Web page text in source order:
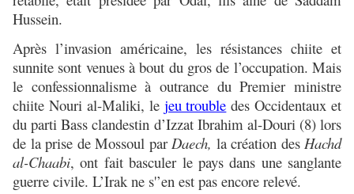
Hussein.
Après l’invasion américaine, les résistances chiite et
sunnite sont venues à bout du gros de l’occupation. Mais
le confessionnalisme à outrance du Premier ministre
chiite Nouri al-Maliki, le jeu trouble des Occidentaux et
du parti Bass clandestin d’Izzat Ibrahim al-Douri (8) lors
de la prise de Mossoul par Daech, la création des Hachd
al-Chaabi, ont fait basculer le pays dans une sanglante
guerre civile. L’Irak ne s'’en est pas encore relevé.